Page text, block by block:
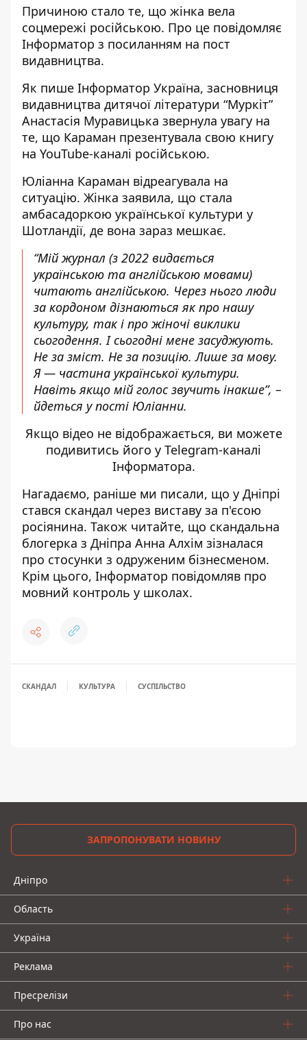
Причиною стало те, що жінка вела
соцмережі російською. Про це повідомляє
Інформатор з посиланням на пост
видавництва.
Як пише Інформатор Україна, засновниця
видавництва дитячої літератури “Муркіт”
Анастасія Муравицька звернула увагу на
те, що Караман презентувала свою книгу
на YouTube-каналі російською.
Юліанна Караман відреагувала на
ситуацію. Жінка заявила, що стала
амбасадоркою української культури у
Шотландії, де вона зараз мешкає.
“Мій журнал (з 2022 видається
українською та англійською мовами)
читають англійською. Через нього люди
за кордоном дізнаються як про нашу
культуру, так і про жіночі виклики
сьогодення. І сьогодні мене засуджують.
Не за зміст. Не за позицію. Лише за мову.
Я — частина української культури.
Навіть якщо мій голос звучить інакше”, –
йдеться у пості Юліанни.
Якщо відео не відображається, ви можете
подивитись його у Telegram-каналі
Інформатора.
Нагадаємо, раніше ми писали, що у Дніпрі
стався скандал через виставу за п'єсою
росіянина. Також читайте, що скандальна
блогерка з Дніпра Анна Алхім зізналася
про стосунки з одруженим бізнесменом.
Крім цього, Інформатор повідомляв про
мовний контроль у школах.
СКАНДАЛ КУЛЬТУРА СУСПІЛЬСТВО
ЗАПРОПОНУВАТИ НОВИНУ
Дніпро
Область
Україна
Реклама
Пресрелізи
Про нас